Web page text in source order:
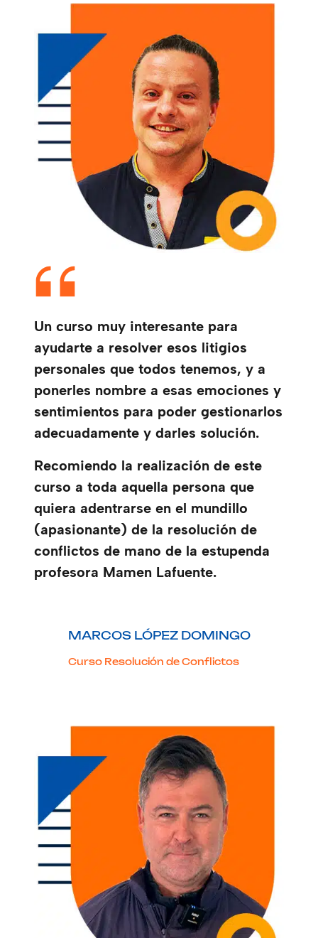
Un curso muy interesante para
ayudarte a resolver esos litigios
personales que todos tenemos, y a
ponerles nombre a esas emociones y
sentimientos para poder gestionarlos
adecuadamente y darles solución.
Recomiendo la realización de este
curso a toda aquella persona que
quiera adentrarse en el mundillo
(apasionante) de la resolución de
conflictos de mano de la estupenda
profesora Mamen Lafuente.
MARCOS LÓPEZ DOMINGO
Curso Resolución de Conflictos